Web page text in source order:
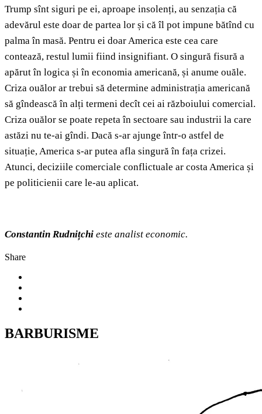
Trump sînt siguri pe ei, aproape insolenți, au senzația că
adevărul este doar de partea lor și că îl pot impune bătînd cu
palma în masă. Pentru ei doar America este cea care
contează, restul lumii fiind insignifiant. O singură fisură a
apărut în logica și în economia americană, și anume ouăle.
Criza ouălor ar trebui să determine administrația americană
să gîndească în alți termeni decît cei ai războiului comercial.
Criza ouălor se poate repeta în sectoare sau industrii la care
astăzi nu te-ai gîndi. Dacă s-ar ajunge într-o astfel de
situație, America s-ar putea afla singură în fața crizei.
Atunci, deciziile comerciale conflictuale ar costa America și
pe politicienii care le-au aplicat.
Constantin Rudnițchi este analist economic.
Share
BARBURISME